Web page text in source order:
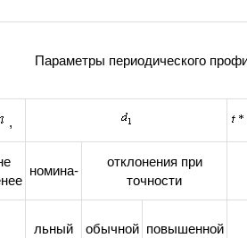
Параметры периодического
,
номина-
отклонения при
точности
льный обычной повышенной